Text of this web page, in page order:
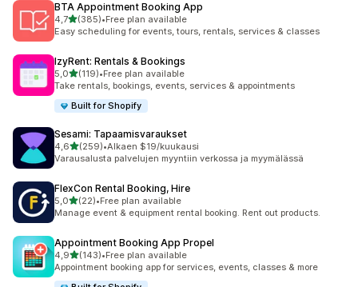
BTA Appointment Booking App
4,7/ 5 tähteä
(385)
385 arvostelua yhteensä
•Free plan available
Easy scheduling for events, tours, rentals, services & classes
IzyRent: Rentals & Bookings
5,0/ 5 tähteä
(119)
119 arvostelua yhteensä
•Free plan available
Take rentals, bookings, events, services & appointments
Built for Shopify
Sesami: Tapaamisvaraukset
4,6/ 5 tähteä
(259)
259 arvostelua yhteensä
•Alkaen $19/kuukausi
Varausalusta palvelujen myyntiin verkossa ja myymälässä
FlexCon Rental Booking, Hire
5,0/ 5 tähteä
(22)
22 arvostelua yhteensä
•Free plan available
Manage event & equipment rental booking. Rent out products.
Appointment Booking App Propel
4,9/ 5 tähteä
(143)
143 arvostelua yhteensä
•Free plan available
Appointment booking app for services, events, classes & more